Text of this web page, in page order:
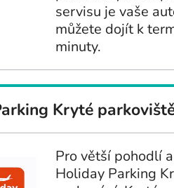
servisu je vaše
můžete dojít k
minuty.
Kryté
Pro větší pohodlí
Holiday Parking